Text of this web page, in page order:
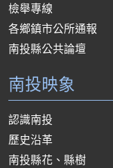
檢舉專線
各鄉鎮市公所通報
南投縣公共論壇
南投映象
認識南投
歷史沿革
南投縣花、縣樹